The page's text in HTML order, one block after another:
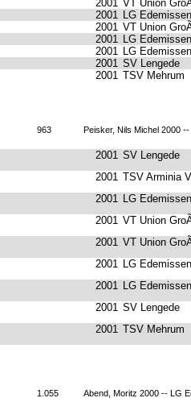
2001 VT Union
2001 LG
2001 VT Union
2001 LG
2001 LG
2001 SV Lengede
2001 TSV Mehrum
963 Peisker, Nils Michel 2000
2001 SV Lengede
2001 TSV Arminia
2001 LG
2001 VT Union
2001 VT Union
2001 LG
2001 LG
2001 SV Lengede
2001 TSV Mehrum
1.055 Abend, Moritz 2000 -- LG